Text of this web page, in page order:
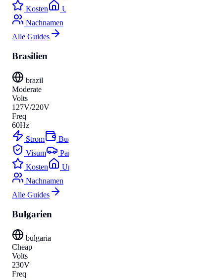
Kosten
Umzug
Nachnamen
Alle Guides
Brasilien
brazil
Moderate
Volts
127V/220V
Freq
60Hz
Strom
Budget
Visum
Parken
Kosten
Umzug
Nachnamen
Alle Guides
Bulgarien
bulgaria
Cheap
Volts
230V
Freq